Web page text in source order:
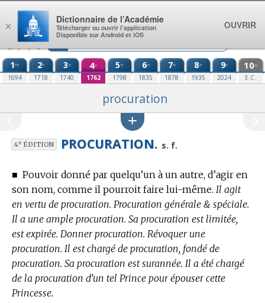
Aller au contenu
1re
1694
2e
1718
3e
1740
4e
1762
5e
1798
6e
1835
7e
1878
8e
1935
9e
2024
10e
E.C.
procuration
4eÉDITION PROCURATION. s. f.
■ Pouvoir donné par quelqu’un à un autre, d’agir en
son nom, comme il pourroit faire lui-même. Il agit
en vertu de procuration. Procuration générale & spéciale.
Il a une ample procuration. Sa procuration est limitée,
est expirée. Donner procuration. Révoquer une
procuration. Il est chargé de procuration, fondé de
procuration. Sa procuration est surannée. Il a été chargé
de la procuration d’un tel Prince pour épouser cette
Princesse.
×
Dictionnaire de l’Académie
Télécharger ou ouvrir l’application
Disponible sur Android et iOS
OUVRIR